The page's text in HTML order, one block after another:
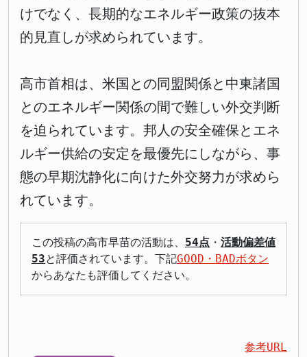
けでなく、長期的なエネルギー政策の抜本
的見直しが求められています。
高市首相は、米国との同盟関係と中東諸国
とのエネルギー関係の間で難しい外交判断
を迫られています。邦人の安全確保とエネ
ルギー供給の安定を最優先にしながら、事
態の早期沈静化に向けた外交努力が求めら
れています。
この投稿の高市早苗の活動は、 54点 ・ 活動偏差値
53と評価されています。下記GOOD・BADボタン
からあなたも評価してください。
参考URL